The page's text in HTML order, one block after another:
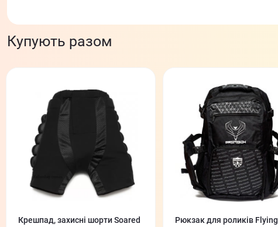
Купують разом
Крешпад, захисні шорти Soared
Рюкзак для роликів Flying